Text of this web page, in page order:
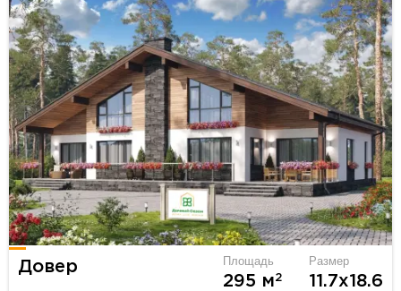
Довер Площадь
295 м2
Размер
11.7х18.6